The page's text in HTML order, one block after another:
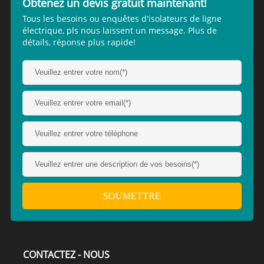
Obtenez un devis gratuit maintenant!
Tous les besoins ou enquêtes d'isolateurs de ligne
électrique, pls nous laissent un message. Plus de
détails, réponse plus rapide!
CONTACTEZ - NOUS